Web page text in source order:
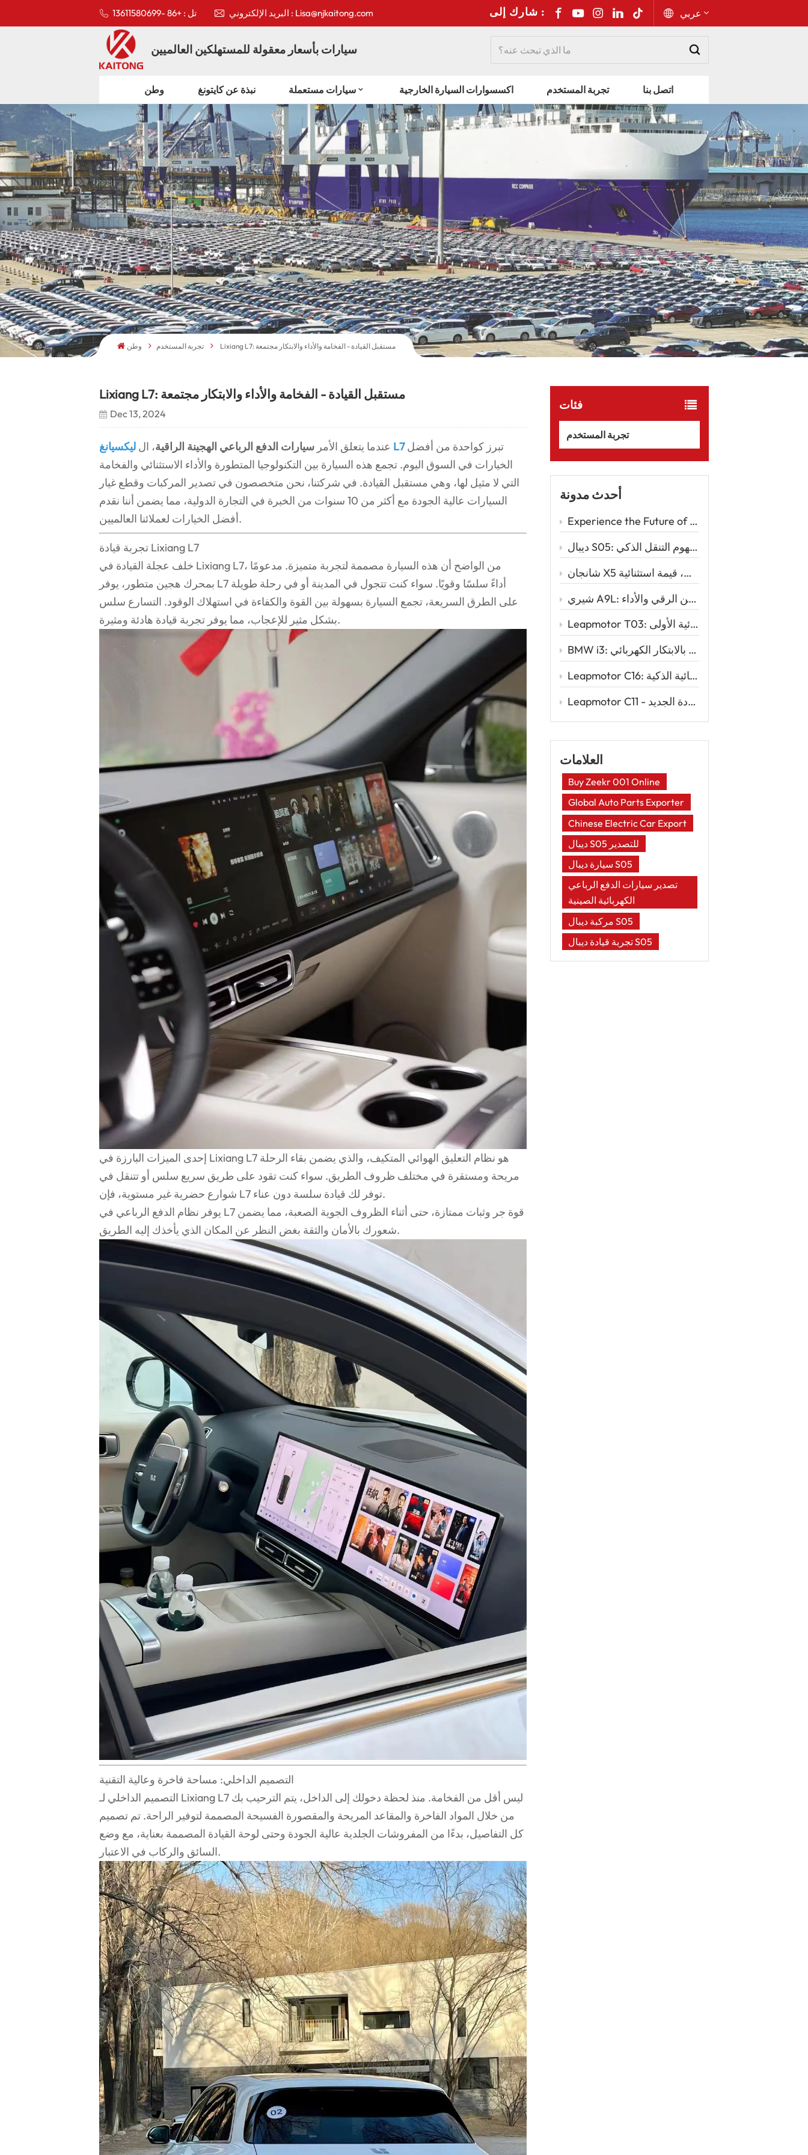
تل : +86 -13611580699 البريد الإلكتروني : Lisa@njkaitong.com شارك إلى : عربي
Русский
Español
Português
عربي
kiswahili
سيارات بأسعار معقولة للمستهلكين العالميين
وطن نبذة عن كايتونغ سيارات مستعملة اكسسوارات السيارة الخارجية تجربة المستخدم اتصل بنا
وطن تجربة المستخدم Lixiang L7: مستقبل القيادة - الفخامة والأداء والابتكار مجتمعة
فئات
تجربة المستخدم
أحدث مدونة
Experience the Future of Driving with the Zeekr 001 – A Luxury EV Redefining Performance and Comfort Car
ديبال S05: سيارة الدفع الرباعي الكهربائية الأنيقة التي تُعيد تعريف مفهوم التنقل الذكي
شانجان X5 بلس: تصميم رياضي، أداء قوي، قيمة استثنائية
شيري A9L: المزيج المثالي بين الرقي والأداء
Leapmotor T03: السيارة الكهربائية الذكية للقيادة الكهربائية الأولى
BMW i3: الأناقة الحضرية تلتقي بالابتكار الكهربائي
Leapmotor C16: إعادة تعريف السفر العائلي مع قوة السيارات الكهربائية الذكية
Leapmotor C11 - سيارة رياضية متعددة الاستخدامات كهربائية ذكية لعصر القيادة الجديد
العلامات
Buy Zeekr 001 Online
Global Auto Parts Exporter
Chinese Electric Car Export
ديبال S05 للتصدير
سيارة ديبال S05
تصدير سيارات الدفع الرباعي
الكهربائية الصينية
مركبة ديبال S05
تجربة قيادة ديبال S05
Lixiang L7: مستقبل القيادة - الفخامة والأداء والابتكار مجتمعة
Dec 13, 2024
عندما يتعلق الأمرسيارات الدفع الرباعي الهجينة الراقية، ال ليكسيانغ L7تبرز كواحدة من أفضل
الخيارات في السوق اليوم. تجمع هذه السيارة بين التكنولوجيا المتطورة والأداء الاستثنائي والفخامة
التي لا مثيل لها، وهي مستقبل القيادة. في شركتنا، نحن متخصصون في تصدير المركبات وقطع غيار
السيارات عالية الجودة مع أكثر من 10 سنوات من الخبرة في التجارة الدولية، مما يضمن أننا نقدم
أفضل الخيارات لعملائنا العالميين.
تجربة قيادة Lixiang L7
خلف عجلة القيادة في Lixiang L7، من الواضح أن هذه السيارة مصممة لتجربة متميزة. مدعومًا
بمحرك هجين متطور، يوفر L7 أداءً سلسًا وقويًا. سواء كنت تتجول في المدينة أو في رحلة طويلة
على الطرق السريعة، تجمع السيارة بسهولة بين القوة والكفاءة في استهلاك الوقود. التسارع سلس
بشكل مثير للإعجاب، مما يوفر تجربة قيادة هادئة ومثيرة.
إحدى الميزات البارزة في Lixiang L7 هو نظام التعليق الهوائي المتكيف، والذي يضمن بقاء الرحلة
مريحة ومستقرة في مختلف ظروف الطريق. سواء كنت تقود على طريق سريع سلس أو تتنقل في
شوارع حضرية غير مستوية، فإن L7 توفر لك قيادة سلسة دون عناء.
يوفر نظام الدفع الرباعي في L7 قوة جر وثبات ممتازة، حتى أثناء الظروف الجوية الصعبة، مما يضمن
شعورك بالأمان والثقة بغض النظر عن المكان الذي يأخذك إليه الطريق.
التصميم الداخلي: مساحة فاخرة وعالية التقنية
التصميم الداخلي لـ Lixiang L7 ليس أقل من الفخامة. منذ لحظة دخولك إلى الداخل، يتم الترحيب بك
من خلال المواد الفاخرة والمقاعد المريحة والمقصورة الفسيحة المصممة لتوفير الراحة. تم تصميم
كل التفاصيل، بدءًا من المفروشات الجلدية عالية الجودة وحتى لوحة القيادة المصممة بعناية، مع وضع
السائق والركاب في الاعتبار.